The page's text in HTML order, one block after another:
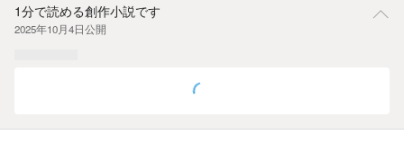
1分で読める創作小説です
2025年10月4日公開